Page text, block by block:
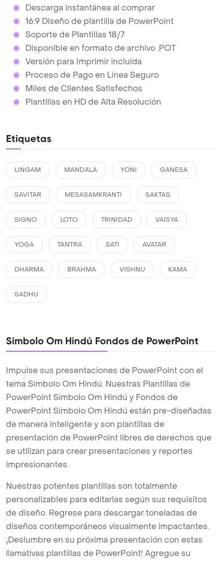
Descarga instantánea al comprar
16:9 Diseño de plantilla de PowerPoint
Soporte de Plantillas 18/7
Disponible en formato de archivo .POT
Versión para Imprimir incluida
Proceso de Pago en Línea Seguro
Miles de Clientes Satisfechos
Plantillas en HD de Alta Resolución
Etiquetas
LINGAM MANDALA YONI GANESA
SAVITAR MESASAMKRANTI SAKTAS
SIGNO LOTO TRINIDAD VAISYA
YOGA TANTRA SATI AVATAR
DHARMA BRAHMA VISHNU KAMA
SADHU
Símbolo Om Hindú Fondos de PowerPoint
Impulse sus presentaciones de PowerPoint con el
tema Símbolo Om Hindú. Nuestras Plantillas de
PowerPoint Símbolo Om Hindú y Fondos de
PowerPoint Símbolo Om Hindú están pre-diseñadas
de manera inteligente y son plantillas de
presentación de PowerPoint libres de derechos que
se utilizan para crear presentaciones y reportes
impresionantes.
Nuestras potentes plantillas son totalmente
personalizables para editarlas según sus requisitos
de diseño. Regrese para descargar toneladas de
diseños contemporáneos visualmente impactantes.
¡Deslumbre en su próxima presentación con estas
llamativas plantillas de PowerPoint! Agregue su